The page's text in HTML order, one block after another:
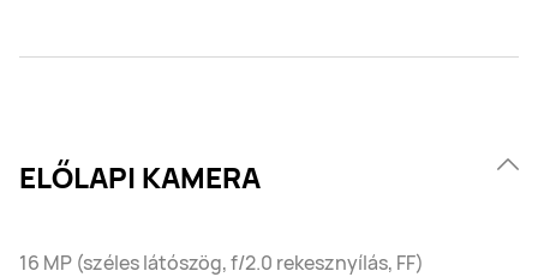
ELŐLAPI KAMERA
16 MP (széles látószög, f/2.0 rekesznyílás, FF)